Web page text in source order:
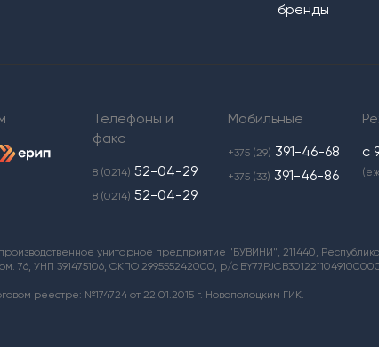
бренды
Телефоны и
факс
8 (0214) 52-04-29
8 (0214) 52-04-29
Мобильные
+375 (29) 391-46-68
+375 (33) 391-46-86
с
унитарное предприятие "БУВИНИ", 211440,
76, УНП 391475106, ОКПО 299555242000, р/с
реестре: №174724 от 22.01.2015 г. Новополоцким ГИК.